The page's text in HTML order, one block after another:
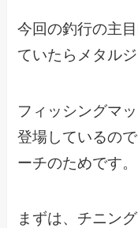
今回の釣行の主
ていたらメタル
フィッシングマ
登場しているの
ーチのためです。
まずは、チニン